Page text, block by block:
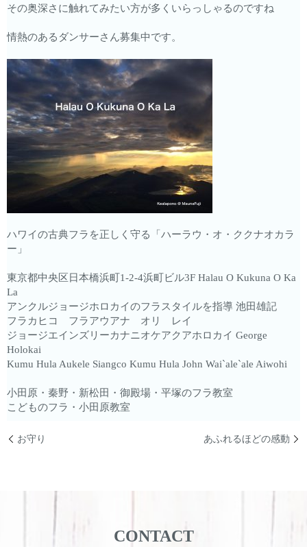
その奥深さに触れてみたい方が多くいらっしゃるのですね
情熱のあるダンサーさん募集中です。
ハワイの古典フラを正しく守る「ハーラウ・オ・ククナオカラ
ー」
東京都中央区日本橋浜町1-2-4浜町ビル3F Halau O Kukuna O Ka
La
アンクルジョージホロカイのフラスタイルを指導 池田雄記
フラカヒコ フラアウアナ オリ レイ
ジョージエインズリーカナニオケアクアホロカイ George
Holokai
Kumu Hula Aukele Siangco Kumu Hula John Wai`ale`ale Aiwohi
小田原・秦野・新松田・御殿場・平塚のフラ教室
こどものフラ・小田原教室
お守り あふれるほどの感動
CONTACT